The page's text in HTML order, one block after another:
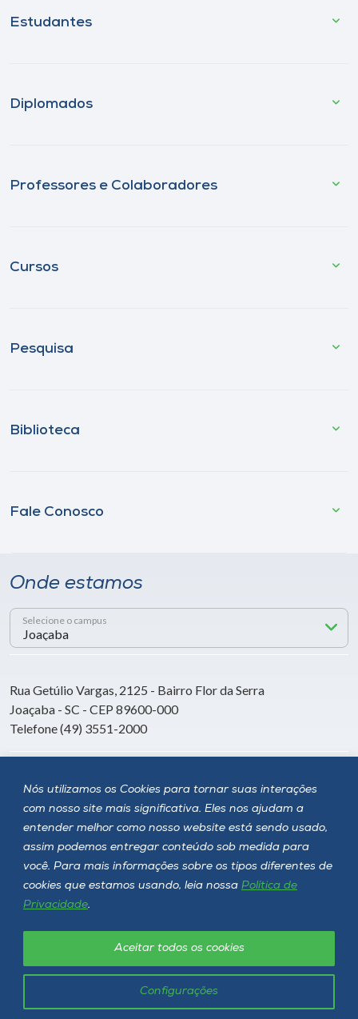
Nós utilizamos os Cookies para tornar suas interações
com nosso site mais significativa. Eles nos ajudam a
entender melhor como nosso website está sendo usado,
assim podemos entregar conteúdo sob medida para
você. Para mais informações sobre os tipos diferentes de
cookies que estamos usando, leia nossa Política de
Privacidade.
Configurações
Aceitar todos os cookies
Estudantes
Diplomados
Professores e Colaboradores
Cursos
Pesquisa
Biblioteca
Fale Conosco
Onde estamos
Selecione o campus
Rua Getúlio Vargas, 2125 - Bairro Flor da Serra
Joaçaba - SC - CEP 89600-000
Telefone (49) 3551-2000
Siga a Unoesc
Unoesc © 2026 - Todos os direitos reservados
Política de privacidade LGPD